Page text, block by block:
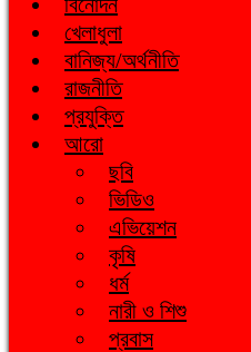
খেলাধুলা
বানিজ্য/অর্থনীতি
রাজনীতি
প্রযুক্তি
আরো
ছবি
ভিডিও
এভিয়েশন
কৃষি
ধর্ম
নারী ও শিশু
প্রবাস